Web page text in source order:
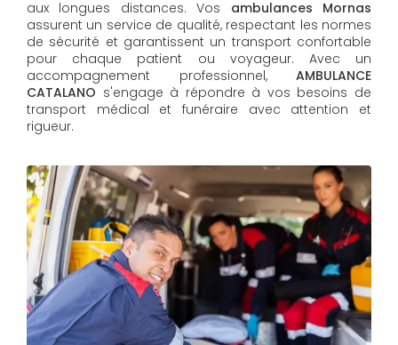
aux longues distances. Vos ambulances Mornas
assurent un service de qualité, respectant les normes
de sécurité et garantissent un transport confortable
pour chaque patient ou voyageur. Avec un
accompagnement professionnel, AMBULANCE
CATALANO s'engage à répondre à vos besoins de
transport médical et funéraire avec attention et
rigueur.